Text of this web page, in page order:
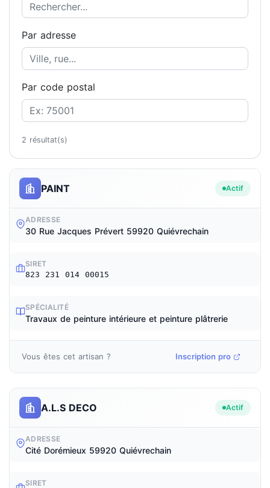
PAINT Actif
ADRESSE
30 Rue Jacques Prévert 59920 Quiévrechain
SIRET
823 231 014 00015
SPÉCIALITÉ
Travaux de peinture intérieure et peinture plâtrerie
Vous êtes cet artisan ? Inscription pro
A.L.S DECO Actif
ADRESSE
Cité Dorémieux 59920 Quiévrechain
SIRET
Par adresse
Par code postal
2 résultat(s)